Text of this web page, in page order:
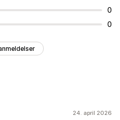
0
0
24. april 2026